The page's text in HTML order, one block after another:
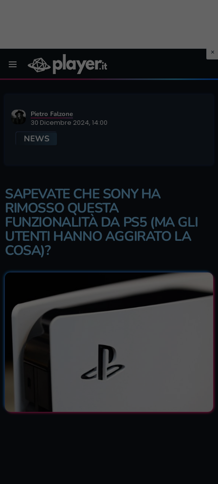
Pietro Falzone
30 Dicembre 2024, 14:00
NEWS
SAPEVATE CHE SONY HA
RIMOSSO QUESTA
FUNZIONALITÀ DA PS5 (MA GLI
UTENTI HANNO AGGIRATO LA
COSA)?